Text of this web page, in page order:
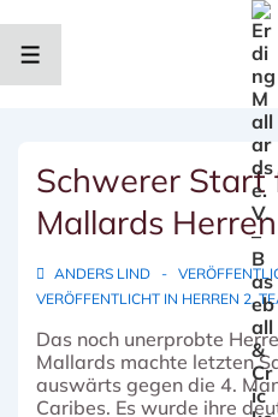
InhaltMENÜ
Schwerer Start
Mallards Herren
ANDERS LIND
VERÖFFENTLICHT IN HERREN 2,
Das noch unerprobte
Mallards machte letzten
auswärts gegen die 4.
Caribes. Es wurde ihre